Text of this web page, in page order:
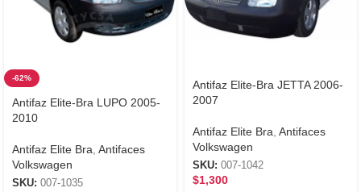
-62%
Antifaz Elite-Bra LUPO 2005-
2010
Antifaz Elite Bra Antifaces
Volkswagen
SKU: 007-1035
Antifaz Elite-Bra JETTA 2006-
2007
Antifaz Elite Bra Antifaces
Volkswagen
SKU: 007-1042
$1,300